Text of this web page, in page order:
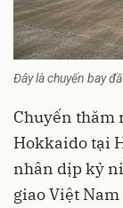
Đây là chuyến bay
Chuyến thăm
Hokkaido tại
nhân dịp kỷ
giao Việt